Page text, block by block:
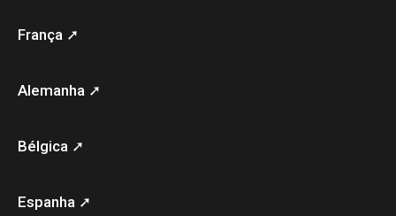
França ➚
Alemanha ➚
Bélgica ➚
Espanha ➚